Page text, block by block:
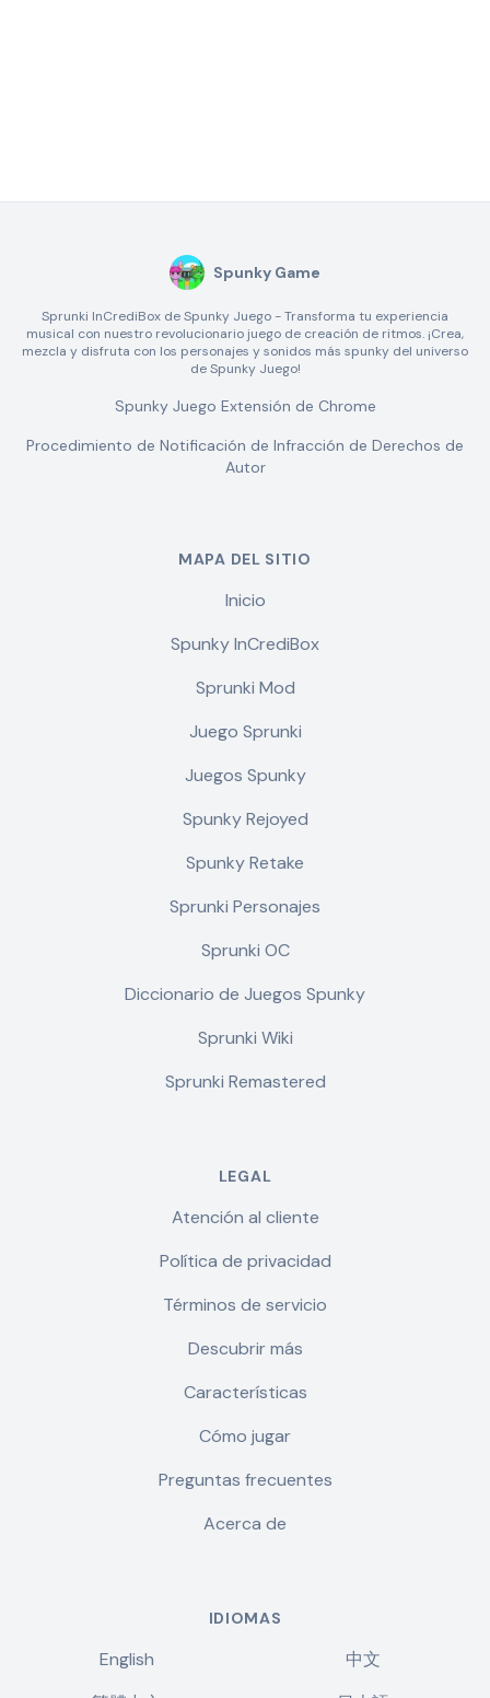
Spunky Game
Sprunki InCrediBox de Spunky Juego - Transforma tu experiencia
musical con nuestro revolucionario juego de creación de ritmos. ¡Crea,
mezcla y disfruta con los personajes y sonidos más spunky del universo
de Spunky Juego!
Spunky Juego Extensión de Chrome
Procedimiento de Notificación de Infracción de Derechos de
Autor
MAPA DEL SITIO
Inicio
Spunky InCrediBox
Sprunki Mod
Juego Sprunki
Juegos Spunky
Spunky Rejoyed
Spunky Retake
Sprunki Personajes
Sprunki OC
Diccionario de Juegos Spunky
Sprunki Wiki
Sprunki Remastered
LEGAL
Atención al cliente
Política de privacidad
Términos de servicio
Descubrir más
Características
Cómo jugar
Preguntas frecuentes
Acerca de
IDIOMAS
English
中文